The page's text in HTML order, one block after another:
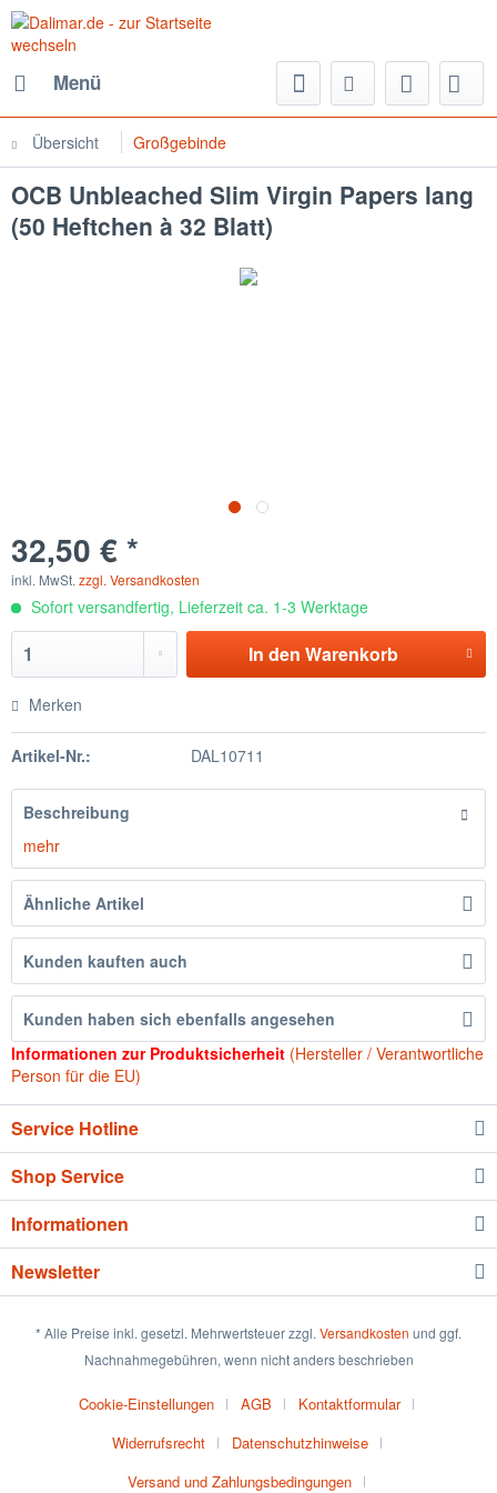
Menü
Übersicht Großgebinde
OCB Unbleached Slim Virgin Papers lang
(50 Heftchen à 32 Blatt)
32,50 € *
inkl. MwSt. zzgl. Versandkosten
Sofort versandfertig, Lieferzeit ca. 1-3 Werktage
In den Warenkorb
Merken
Artikel-Nr.: DAL10711
Beschreibung
mehr
Ähnliche Artikel
Kunden kauften auch
Kunden haben sich ebenfalls angesehen
Informationen zur Produktsicherheit (Hersteller / Verantwortliche
Person für die EU)
Service Hotline
Shop Service
Informationen
Newsletter
* Alle Preise inkl. gesetzl. Mehrwertsteuer zzgl. Versandkosten und ggf.
Nachnahmegebühren, wenn nicht anders beschrieben
Cookie-Einstellungen AGB
Kontaktformular
Widerrufsrecht
Datenschutzhinweise
Versand und Zahlungsbedingungen